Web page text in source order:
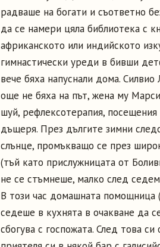
радваше на богати и съответно
да се намери цяла библиотека с
африканското или индийското
гимнастически уреди в бивши
вече бяха напуснали дома.
още не бяха на път, жена му
шуй, рефлексотерапия, посещения
дъщеря. През дългите зимни
слънце, промъкващо се през
(тъй като прислужницата от
не се стъмнеше, малко след
В този час домашната помощница
седеше в кухнята в очакване да
сбогува с госпожата. След това